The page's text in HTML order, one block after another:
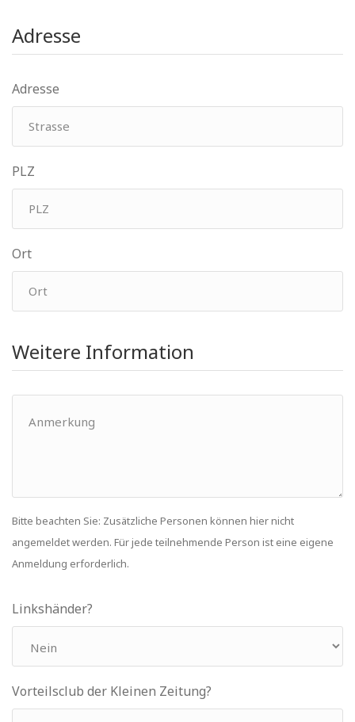
Adresse
Adresse
PLZ
Ort
Weitere Information
Bitte beachten Sie: Zusätzliche Personen können hier nicht
angemeldet werden. Für jede teilnehmende Person ist eine eigene
Anmeldung erforderlich.
Linkshänder?
Vorteilsclub der Kleinen Zeitung?